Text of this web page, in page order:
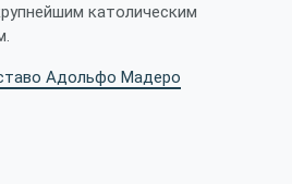
католическим
Адольфо Мадеро